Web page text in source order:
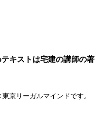
キストは宅建の講師の著
京リーガルマインドです。